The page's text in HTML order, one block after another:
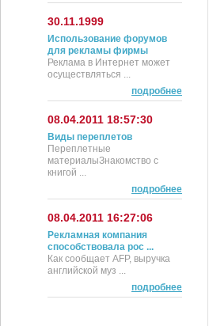
30.11.1999
Использование форумов
для рекламы фирмы
Реклама в Интернет может
осуществляться ...
подробнее
08.04.2011 18:57:30
Виды переплетов
Переплетные
материалыЗнакомство с
книгой ...
подробнее
08.04.2011 16:27:06
Рекламная компания
способствовала рос ...
Как сообщает AFP, выручка
английской муз ...
подробнее